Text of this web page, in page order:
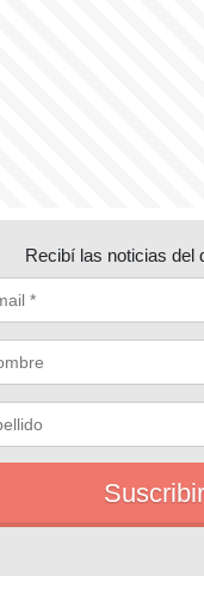
Recibí las noticias del